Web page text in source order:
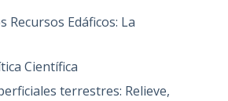
Recursos Edáficos: La
Científica
terrestres: Relieve,